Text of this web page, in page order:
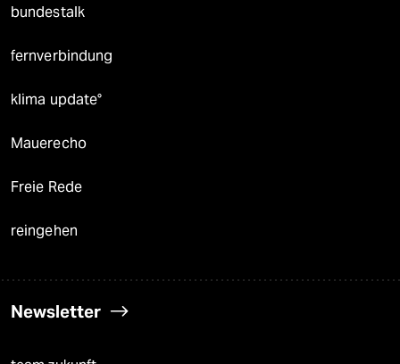
bundestalk
fernverbindung
klima update°
Mauerecho
Freie Rede
reingehen
Newsletter